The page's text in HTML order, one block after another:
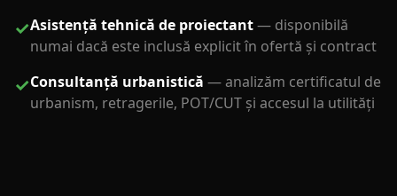
✓Asistență tehnică de proiectant— disponibilă
numai dacă este inclusă explicit în ofertă și contract
✓Consultanță urbanistică —analizăm certificatul de
urbanism, retragerile, POT/CUT și accesul la utilități